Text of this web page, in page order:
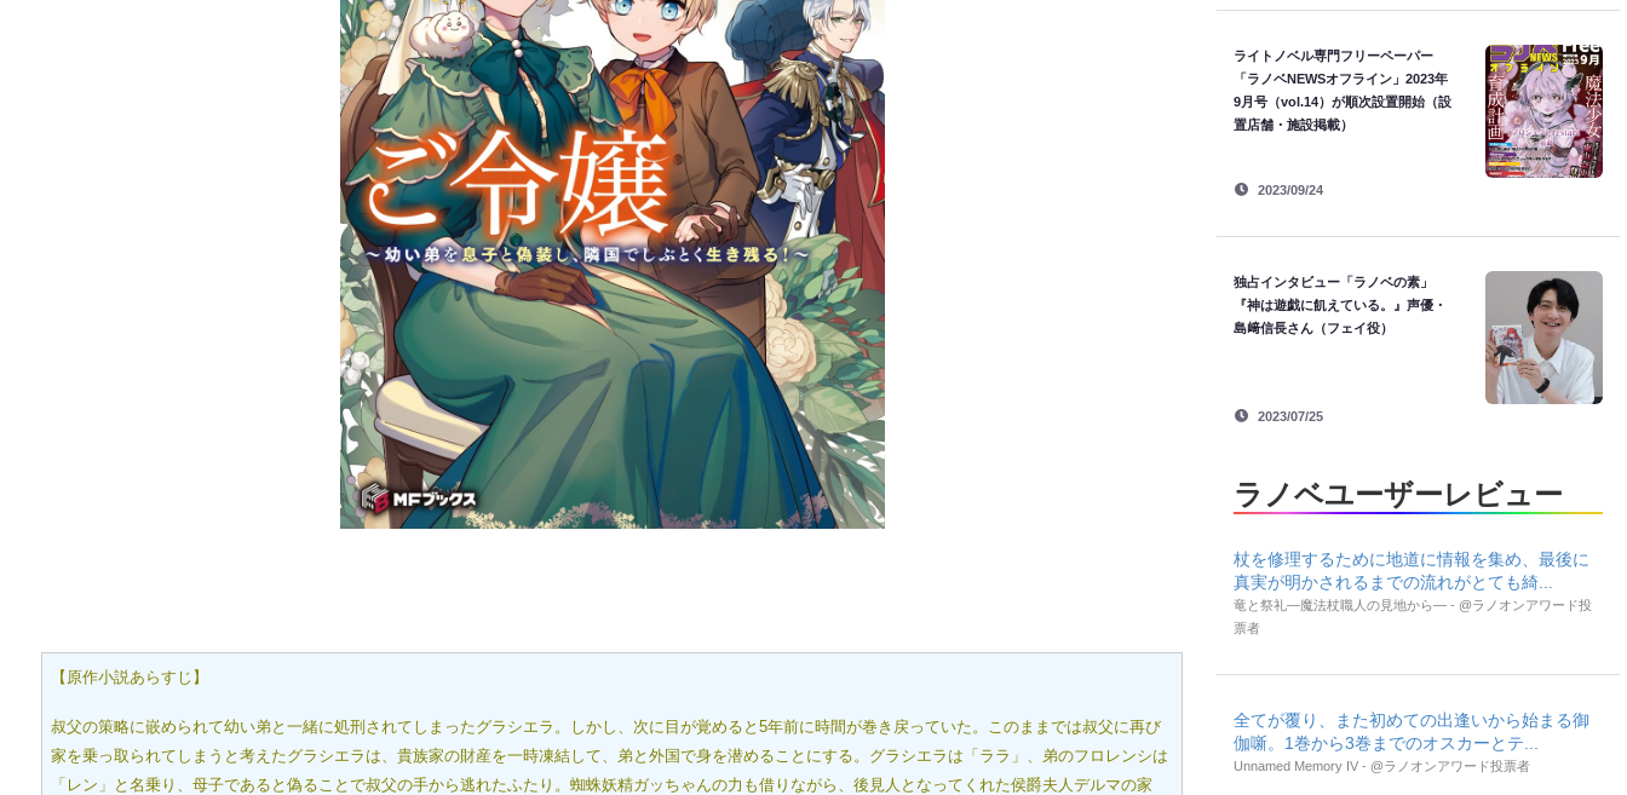
【原作小説あらすじ】
叔父の策略に嵌められて幼い弟と一緒に処刑されてしまったグラシエラ。しかし、次に目が覚めると5年前に時間が巻き戻っていた。このままでは叔父に再び
家を乗っ取られてしまうと考えたグラシエラは、貴族家の財産を一時凍結して、弟と外国で身を潜めることにする。グラシエラは「ララ」、弟のフロレンシは
「レン」と名乗り、母子であると偽ることで叔父の手から逃れたふたり。蜘蛛妖精ガッちゃんの力も借りながら、後見人となってくれた侯爵夫人デルマの家
ライトノベル専門フリーペーパー
「ラノベNEWSオフライン」2023年
9月号（vol.14）が順次設置開始（設
置店舗・施設掲載）
2023/09/24
独占インタビュー「ラノベの素」
『神は遊戯に飢えている。』声優・
島﨑信長さん（フェイ役）
2023/07/25
ラノベユーザーレビュー
杖を修理するために地道に情報を集め、最後に
真実が明かされるまでの流れがとても綺...
竜と祭礼―魔法杖職人の見地から― - @ラノオンアワード投
票者
全てが覆り、また初めての出逢いから始まる御
伽噺。1巻から3巻までのオスカーとテ...
Unnamed Memory IV - @ラノオンアワード投票者